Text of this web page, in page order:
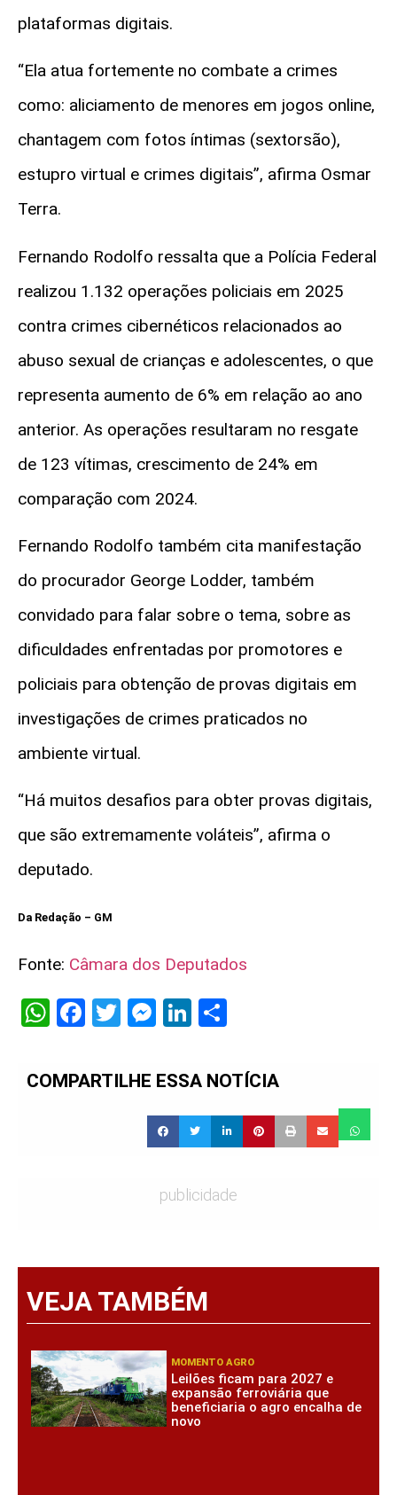
plataformas digitais.
“Ela atua fortemente no combate a crimes
como: aliciamento de menores em jogos online,
chantagem com fotos íntimas (sextorsão),
estupro virtual e crimes digitais”, afirma Osmar
Terra.
Fernando Rodolfo ressalta que a Polícia Federal
realizou 1.132 operações policiais em 2025
contra crimes cibernéticos relacionados ao
abuso sexual de crianças e adolescentes, o que
representa aumento de 6% em relação ao ano
anterior. As operações resultaram no resgate
de 123 vítimas, crescimento de 24% em
comparação com 2024.
Fernando Rodolfo também cita manifestação
do procurador George Lodder, também
convidado para falar sobre o tema, sobre as
dificuldades enfrentadas por promotores e
policiais para obtenção de provas digitais em
investigações de crimes praticados no
ambiente virtual.
“Há muitos desafios para obter provas digitais,
que são extremamente voláteis”, afirma o
deputado.
Da Redação – GM
Fonte: Câmara dos Deputados
WhatsApp
Facebook
Twitter
Messenger
LinkedIn
COMPARTILHE ESSA NOTÍCIA
publicidade
VEJA TAMBÉM
MOMENTO AGRO
Leilões ficam para 2027 e
expansão ferroviária que
beneficiaria o agro encalha de
novo